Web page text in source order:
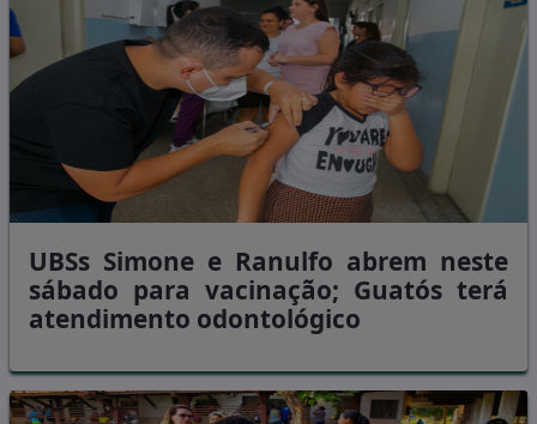
UBSs Simone e Ranulfo abrem neste
sábado para vacinação; Guatós terá
atendimento odontológico